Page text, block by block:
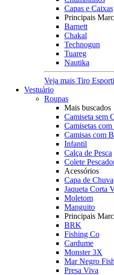
Capas e Caixas
Principais
Barnett
Chakal
Technogun
Tuareg
Nautika
Veja mais Tiro
Vestuário
Roupas
Mais buscados
Camiseta sem
Camisetas
Camisas com
Infantil
Calça de Pesca
Colete
Acessórios
Capa de Chuva
Jaqueta Corta
Moletom
Manguito
Principais
BRK
Fishing Co
Cardume
Monster 3X
Mar Negro
Presa Viva